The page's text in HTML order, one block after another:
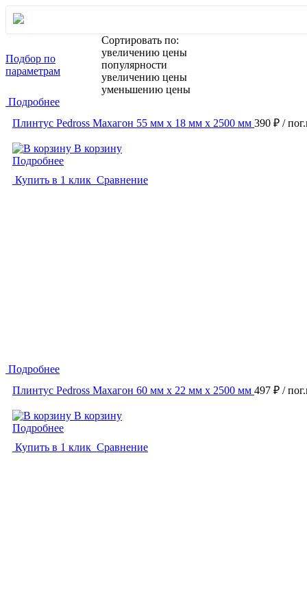
Подбор по
параметрам
Сортировать по:
увеличению цены
популярности
увеличению цены
уменьшению цены
Подробнее
Плинтус Pedross Махагон 55 мм х 18 мм х 2500 мм 390 ₽ /
В корзину
Подробнее
Купить в 1 клик Сравнение
Подробнее
Плинтус Pedross Махагон 60 мм х 22 мм х 2500 мм 497 ₽ /
В корзину
Подробнее
Купить в 1 клик Сравнение